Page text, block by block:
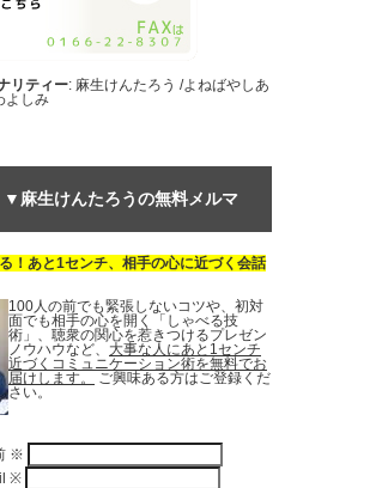
リティー: 麻生けんたろう /よねばやしあ
よしみ
麻生けんたろうの無料メルマ
る！あと1センチ、相手の心に近づく会話
100人の前でも緊張しないコツや、初対
面でも相手の心を開く「しゃべる技
術」、聴衆の関心を惹きつけるプレゼン
ノウハウなど、 大事な人にあと1センチ
近づくコミュニケーション術を無料でお
届けします。
ご興味ある方はご登録くだ
さい。
※
※